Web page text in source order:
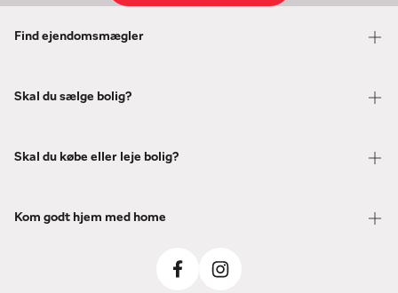
Find ejendomsmægler
Skal du sælge bolig?
Skal du købe eller leje bolig?
Kom godt hjem med home